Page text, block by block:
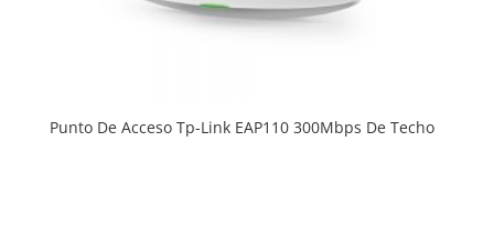
Punto De Acceso Tp-Link EAP110 300Mbps De Techo